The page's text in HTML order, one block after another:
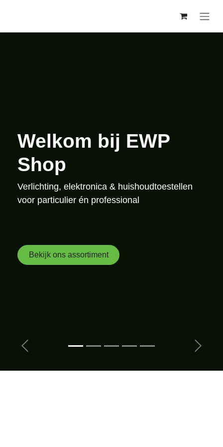
Welkom bij EWP
Shop
Verlichting, elektronica & huishoudtoestellen voor
particulier én professional
Bekijk ons assortiment
Vorige